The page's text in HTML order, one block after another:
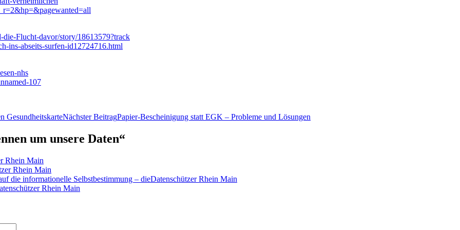
Flucht-davor/story/18613579?track
ins-abseits-surfen-id12724716.html
nhs
107
GesundheitskarteNächster BeitragPapier-Bescheinigung statt EGK – Probleme und Lösungen
um unsere Daten“
Rhein Main
Rhein Main
die informationelle Selbstbestimmung – dieDatenschützer Rhein Main
Rhein Main